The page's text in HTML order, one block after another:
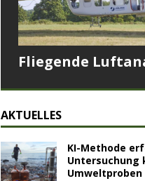
Fliegende
AKTUELLES
KI-Methode
Untersuchung